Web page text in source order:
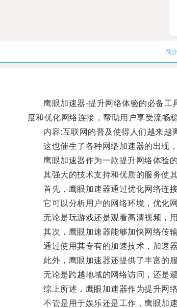
简
鹰眼加速器-提升网络体验的必备工具
度和优化网络连接，帮助用户享受流畅
内容:互联网的普及使得人们越来越离
这也催生了各种网络加速器的出现，
鹰眼加速器作为一款提升网络体验的
其强大的技术支持和优质的服务使其
首先，鹰眼加速器通过优化网络连接
它可以分析用户的网络环境，优化网
无论是玩游戏还是观看高清视频，用
其次，鹰眼加速器能够加快网络传输
通过使用其专有的加速技术，加速器
此外，鹰眼加速器还提供了丰富的服
无论是跨越地域的网络访问，还是避
综上所述，鹰眼加速器作为提升网络
不管是用于娱乐还是工作，鹰眼加速